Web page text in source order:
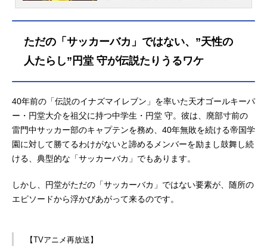
のキャラクターを多く演じていま
す。こちらでは、吉野裕行さんのオ
ススメ記事をご紹介！
ただの「サッカーバカ」ではない、”天性の
人たらし”円堂 守が伝説たりうるワケ
40年前の「伝説のイナズマイレブン」を率いた天才ゴールキーパ
ー・円堂大介を祖父に持つ中学生・円堂 守。彼は、廃部寸前の
雷門中サッカー部のキャプテンを務め、40年無敗を続ける帝国学
園に対して勝てるわけがないと諦めるメンバーを励まし鼓舞し続
ける、典型的な「サッカーバカ」でもあります。
しかし、円堂がただの「サッカーバカ」ではない要素が、随所の
エピソードから浮かびあがって来るのです。
【TVアニメ再放送】